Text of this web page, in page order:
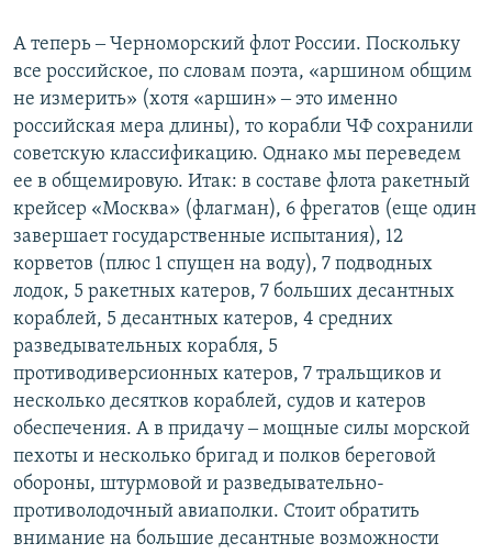
А теперь ‒ Черноморский флот России. Поскольку
все российское, по словам поэта, «аршином общим
не измерить» (хотя «аршин» ‒ это именно
российская мера длины), то корабли ЧФ сохранили
советскую классификацию. Однако мы переведем
ее в общемировую. Итак: в составе флота ракетный
крейсер «Москва» (флагман), 6 фрегатов (еще один
завершает государственные испытания), 12
корветов (плюс 1 спущен на воду), 7 подводных
лодок, 5 ракетных катеров, 7 больших десантных
кораблей, 5 десантных катеров, 4 средних
разведывательных корабля, 5
противодиверсионных катеров, 7 тральщиков и
несколько десятков кораблей, судов и катеров
обеспечения. А в придачу ‒ мощные силы морской
пехоты и несколько бригад и полков береговой
обороны, штурмовой и разведывательно-
противолодочный авиаполки. Стоит обратить
внимание на большие десантные возможности